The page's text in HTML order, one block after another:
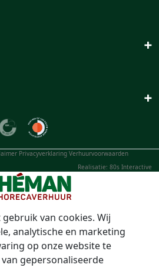
+
+
Privacyverklaring Verhuurvoorwaarden
Realisatie: 80s Interactive
van cookies. Wij
analytische en marketing
op onze website te
gepersonaliseerde